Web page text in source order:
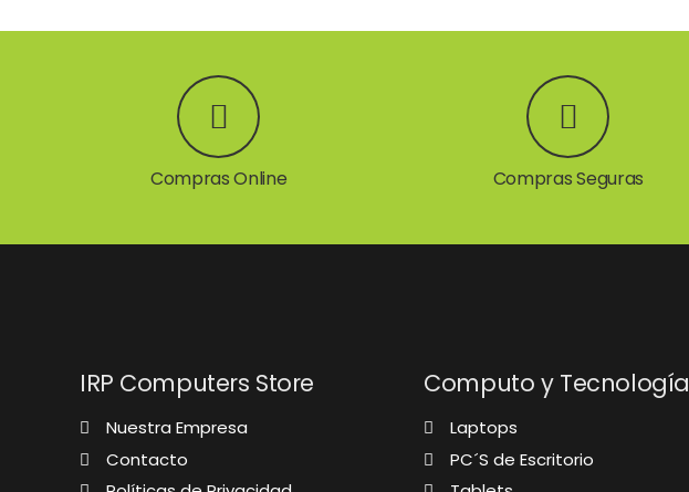
Compras Online Compras Seguras
IRP Computers Store
Nuestra Empresa
Contacto
Computo y Tecnología
Laptops
PC´S de Escritorio